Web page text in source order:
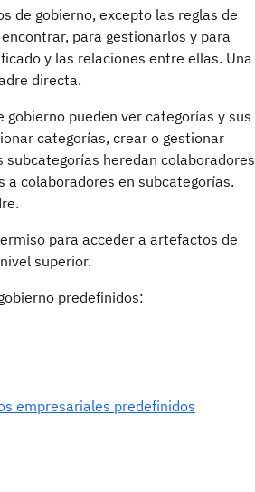
de gobierno, excepto las reglas de
para gestionarlos y para
y las relaciones entre ellas. Una
directa.
pueden ver categorías y sus
categorías, crear o gestionar
heredan colaboradores
a colaboradores en subcategorías.
para acceder a artefactos de
superior.
predefinidos:
empresariales predefinidos